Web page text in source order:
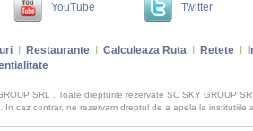
YouTube Twitter
Restaurante Calculeaza Ruta Retete
SRL . Toate drepturile rezervate SC SKY GROUP
In caz contrar, ne rezervam dreptul de a apela la institutiile